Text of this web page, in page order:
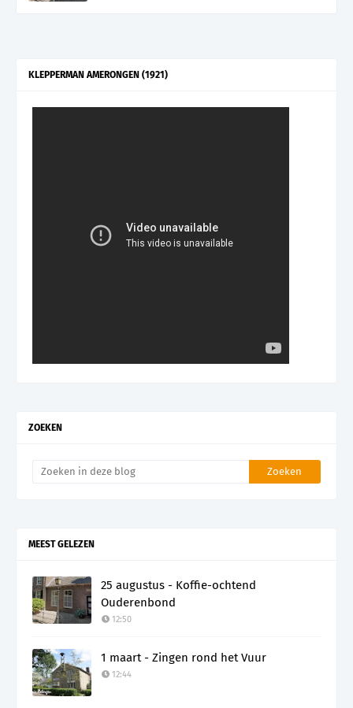
KLEPPERMAN AMERONGEN (1921)
ZOEKEN
MEEST GELEZEN
25 augustus - Koffie-ochtend
Ouderenbond
12:50
1 maart - Zingen rond het Vuur
12:44